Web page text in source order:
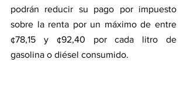
podrán reducir su pago por impuesto
sobre la renta por un máximo de entre
¢78,15 y ¢92,40 por cada litro de
gasolina o diésel consumido.